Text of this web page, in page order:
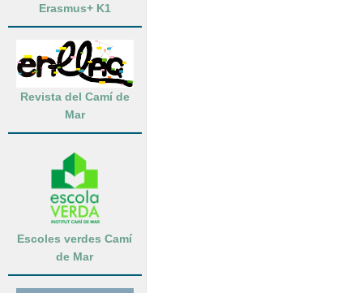
Erasmus+ K1
Revista del Camí de
Mar
Escoles verdes Camí
de Mar